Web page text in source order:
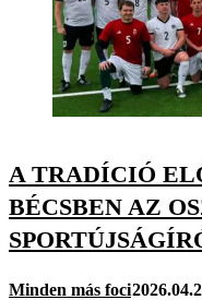
A TRADÍCIÓ
BÉCSBEN AZ
Minden más foci